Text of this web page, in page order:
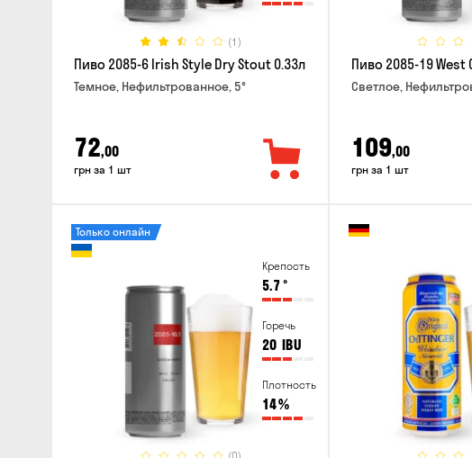
(1)
Пиво 2085-6 Irish Style Dry Stout 0.33л
Темное, Нефильтрованное, 5°
72,00
грн за 1 шт
Пиво 2085-19 West
Светлое,
109,00
грн за 1 шт
Крепость
5.7°
Горечь
20 IBU
Плотность
14%
Только онлайн